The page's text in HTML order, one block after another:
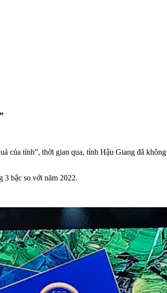
của tỉnh”, thời gian qua, tỉnh Hậu Giang đã
3 bậc so với năm 2022.